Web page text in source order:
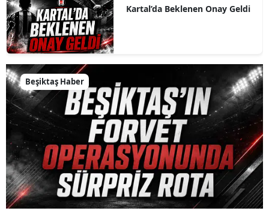
Kartal’da Beklenen Onay Geldi
Beşiktaş Haber